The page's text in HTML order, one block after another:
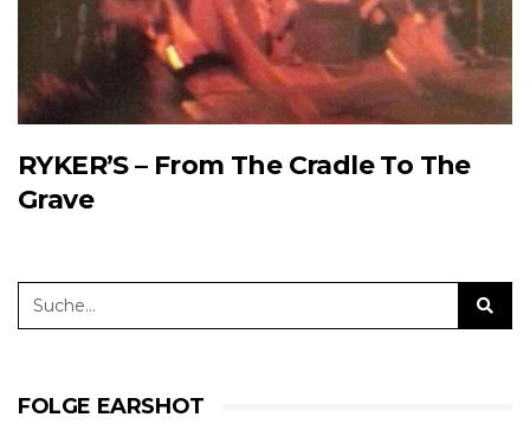
RYKER’S – From The Cradle To The
Grave
FOLGE EARSHOT